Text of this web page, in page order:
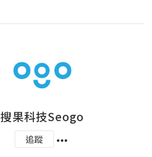
搜果科技Seogo
追蹤